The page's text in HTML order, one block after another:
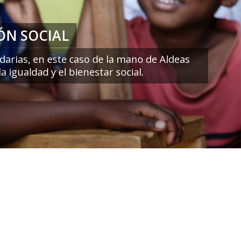
SOCIAL
en este caso de la mano de Aldeas
y el bienestar social.